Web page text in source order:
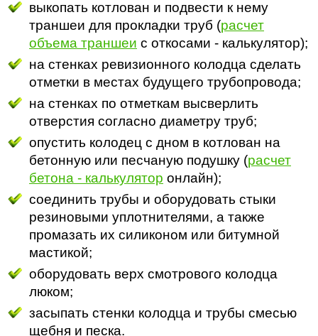
выкопать котлован и подвести к нему
траншеи для прокладки труб (расчет
объема траншеи с откосами - калькулятор);
на стенках ревизионного колодца сделать
отметки в местах будущего трубопровода;
на стенках по отметкам высверлить
отверстия согласно диаметру труб;
опустить колодец с дном в котлован на
бетонную или песчаную подушку (расчет
бетона - калькулятор онлайн);
соединить трубы и оборудовать стыки
резиновыми уплотнителями, а также
промазать их силиконом или битумной
мастикой;
оборудовать верх смотрового колодца
люком;
засыпать стенки колодца и трубы смесью
щебня и песка.